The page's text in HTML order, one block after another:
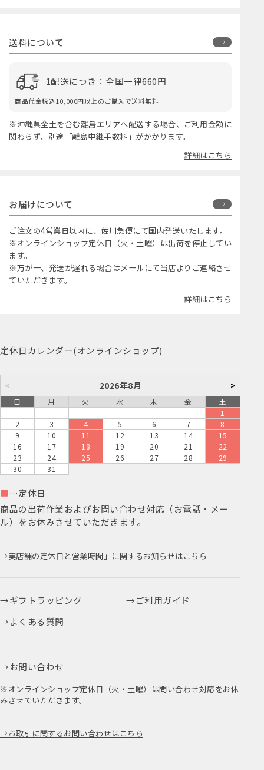
送料について
1配送につき：全国一律660円
商品代金税込10,000円以上のご購入で送料無料
※沖縄県全土を含む離島エリアへ配送する場合、ご利用金額に
関わらず、別途「離島中継手数料」がかかります。
詳細はこちら
お届けについて
ご注文の4営業日以内に、佐川急便にて国内発送いたします。
※オンラインショップ定休日（火・土曜）は出荷を停止してい
ます。
※万が一、発送が遅れる場合はメールにて当店よりご連絡させ
ていただきます。
詳細はこちら
定休日カレンダー(オンラインショップ)
< 2026年8月 >
日 月 火 水 木 金
土
1
2
3 4 5 6 7
8
9
10 11 12 13 14
15
16
17 18 19 20 21
22
23
24 25 26 27 28
29
30
31
■ …定休日
商品の出荷作業およびお問い合わせ対応（お電話・メー
ル）をお休みさせていただきます。
実店舗の定休日と営業時間」に関するお知らせはこちら
ギフトラッピング
ご利用ガイド
よくある質問
お問い合わせ
※オンラインショップ定休日（火・土曜）は問い合わせ対応をお休
みさせていただきます。
お取引に関するお問い合わせはこちら